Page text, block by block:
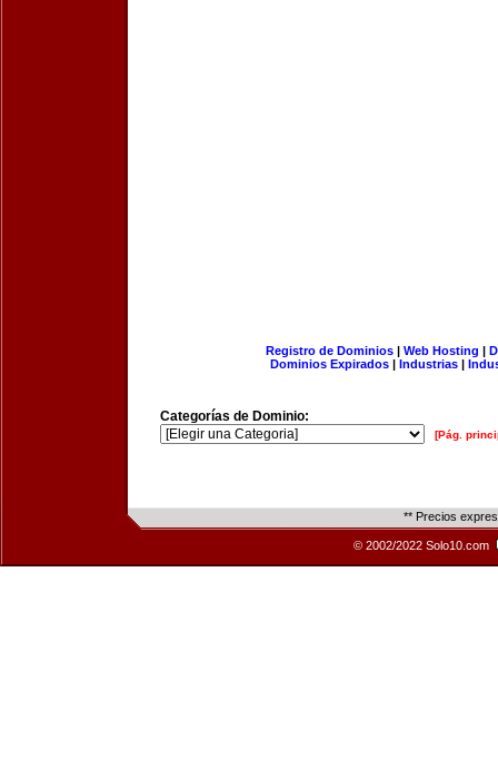
Registro de Dominios| Web Hosting |
Dominios Expirados | Industrias |
Categorías de Dominio:
[Pág.
** Precios
© 2002/2022 Solo10.com